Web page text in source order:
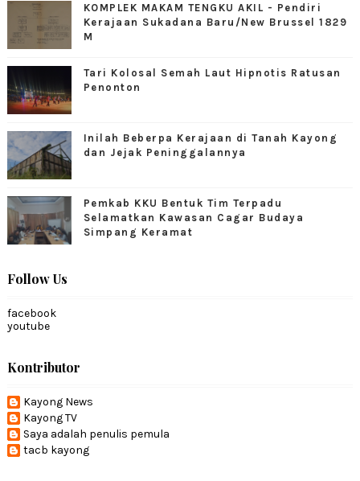
KOMPLEK MAKAM TENGKU AKIL - Pendiri
Kerajaan Sukadana Baru/New Brussel 1829
M
Tari Kolosal Semah Laut Hipnotis Ratusan
Penonton
Inilah Beberpa Kerajaan di Tanah Kayong
dan Jejak Peninggalannya
Pemkab KKU Bentuk Tim Terpadu
Selamatkan Kawasan Cagar Budaya
Simpang Keramat
Follow Us
facebook
youtube
Kontributor
Kayong News
Kayong TV
Saya adalah penulis pemula
tacb kayong